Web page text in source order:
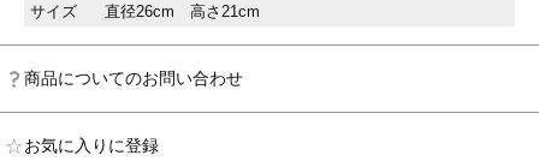
サイズ
直径26cm 高さ21cm
商品についてのお問い合わせ
お気に入りに登録